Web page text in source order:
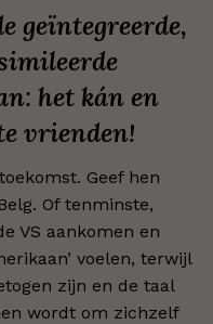
geïntegreerde,
het kán en
vrienden!
Geef hen
Of tenminste,
VS aankomen en
voelen, terwijl
zijn en de taal
wordt om zichzelf